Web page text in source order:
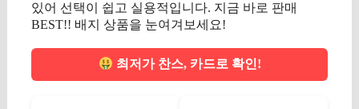
있어 선택이 쉽고 실용적입니다. 지금 바로 판매
BEST!! 배지 상품을 눈여겨보세요!
최저가 찬스, 카드로 확인!